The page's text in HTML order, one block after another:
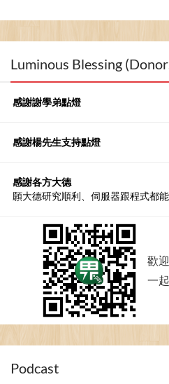
Luminous Blessing
感謝謝學弟點燈
感謝楊先生支持點燈
感謝各方大德
願大德研究順利、伺服器跟程式都能
歡
一
Podcast